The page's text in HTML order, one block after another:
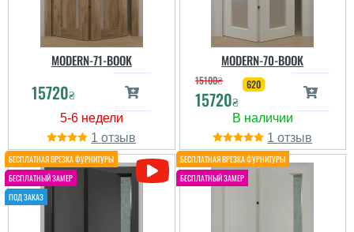
замовляли двері-книжку
для гардеробної,
оскільки звичайна
система відкривання
займала багато місця.
Після консультацій з
менеджером вирішили
спробувати такий
варіант відкривання - і
Олег Петренко
Двері сподобались і
дизайном і методом
відкривання і якістю.
Рекомендую!
(виготовляли на
замовлення близько
MODERN-71-BOOK
15720₴
1
MODERN-70-BOOK
15100₴
15720₴
620
1